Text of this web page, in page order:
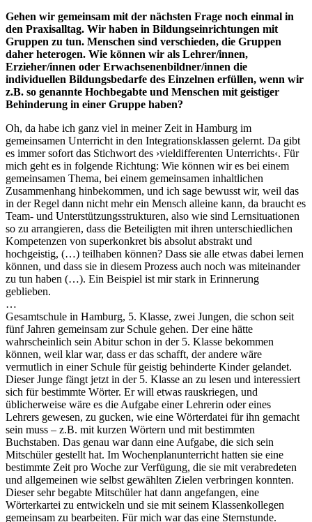
Gehen wir gemeinsam mit der nächsten Frage noch einmal in
den Praxisalltag. Wir haben in Bildungseinrichtungen mit
Gruppen zu tun. Menschen sind verschieden, die Gruppen
daher heterogen. Wie können wir als Lehrer/innen,
Erzieher/innen oder Erwachsenenbildner/innen die
individuellen Bildungsbedarfe des Einzelnen erfüllen, wenn wir
z.B. so genannte Hochbegabte und Menschen mit geistiger
Behinderung in einer Gruppe haben?
Oh, da habe ich ganz viel in meiner Zeit in Hamburg im
gemeinsamen Unterricht in den Integrationsklassen gelernt. Da gibt
es immer sofort das Stichwort des ›vieldifferenten Unterrichts‹. Für
mich geht es in folgende Richtung: Wie können wir es bei einem
gemeinsamen Thema, bei einem gemeinsamen inhaltlichen
Zusammenhang hinbekommen, und ich sage bewusst wir, weil das
in der Regel dann nicht mehr ein Mensch alleine kann, da braucht es
Team- und Unterstützungsstrukturen, also wie sind Lernsituationen
so zu arrangieren, dass die Beteiligten mit ihren unterschiedlichen
Kompetenzen von superkonkret bis absolut abstrakt und
hochgeistig, (…) teilhaben können? Dass sie alle etwas dabei lernen
können, und dass sie in diesem Prozess auch noch was miteinander
zu tun haben (…). Ein Beispiel ist mir stark in Erinnerung
geblieben.
…
Gesamtschule in Hamburg, 5. Klasse, zwei Jungen, die schon seit
fünf Jahren gemeinsam zur Schule gehen. Der eine hätte
wahrscheinlich sein Abitur schon in der 5. Klasse bekommen
können, weil klar war, dass er das schafft, der andere wäre
vermutlich in einer Schule für geistig behinderte Kinder gelandet.
Dieser Junge fängt jetzt in der 5. Klasse an zu lesen und interessiert
sich für bestimmte Wörter. Er will etwas rauskriegen, und
üblicherweise wäre es die Aufgabe einer Lehrerin oder eines
Lehrers gewesen, zu gucken, wie eine Wörterdatei für ihn gemacht
sein muss – z.B. mit kurzen Wörtern und mit bestimmten
Buchstaben. Das genau war dann eine Aufgabe, die sich sein
Mitschüler gestellt hat. Im Wochenplanunterricht hatten sie eine
bestimmte Zeit pro Woche zur Verfügung, die sie mit verabredeten
und allgemeinen wie selbst gewählten Zielen verbringen konnten.
Dieser sehr begabte Mitschüler hat dann angefangen, eine
Wörterkartei zu entwickeln und sie mit seinem Klassenkollegen
gemeinsam zu bearbeiten. Für mich war das eine Sternstunde.